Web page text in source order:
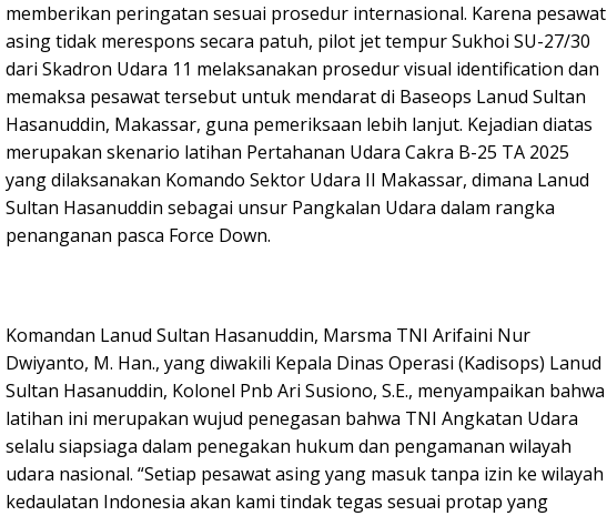
memberikan peringatan sesuai prosedur internasional. Karena pesawat
asing tidak merespons secara patuh, pilot jet tempur Sukhoi SU-27/30
dari Skadron Udara 11 melaksanakan prosedur visual identification dan
memaksa pesawat tersebut untuk mendarat di Baseops Lanud Sultan
Hasanuddin, Makassar, guna pemeriksaan lebih lanjut. Kejadian diatas
merupakan skenario latihan Pertahanan Udara Cakra B-25 TA 2025
yang dilaksanakan Komando Sektor Udara II Makassar, dimana Lanud
Sultan Hasanuddin sebagai unsur Pangkalan Udara dalam rangka
penanganan pasca Force Down.
Komandan Lanud Sultan Hasanuddin, Marsma TNI Arifaini Nur
Dwiyanto, M. Han., yang diwakili Kepala Dinas Operasi (Kadisops) Lanud
Sultan Hasanuddin, Kolonel Pnb Ari Susiono, S.E., menyampaikan bahwa
latihan ini merupakan wujud penegasan bahwa TNI Angkatan Udara
selalu siapsiaga dalam penegakan hukum dan pengamanan wilayah
udara nasional. “Setiap pesawat asing yang masuk tanpa izin ke wilayah
kedaulatan Indonesia akan kami tindak tegas sesuai protap yang